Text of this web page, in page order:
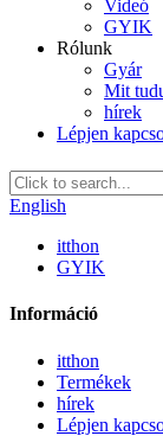
Videó
GYIK
Rólunk
Gyár
Mit
hírek
Lépjen
English
itthon
GYIK
Információ
itthon
Termékek
hírek
Lépjen